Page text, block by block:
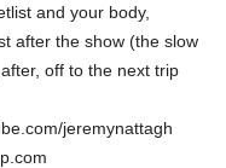
and your body,
after the show (the slow
off to the next trip
jeremynattagh